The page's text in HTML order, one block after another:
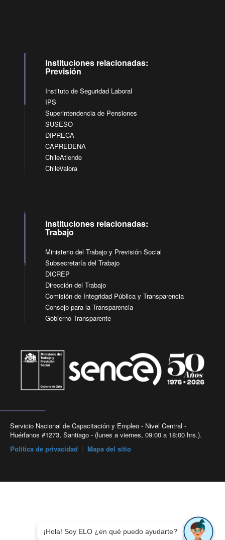
Instituciones relacionadas:
Previsión
Instituto de Seguridad Laboral
IPS
Superintendencia de Pensiones
SUSESO
DIPRECA
CAPREDENA
ChileAtiende
ChileValora
Instituciones relacionadas:
Trabajo
Ministerio del Trabajo y Previsión Social
Subsecretaría del Trabajo
DICREP
Dirección del Trabajo
Comisión de Integridad Pública y Transparencia
Consejo para la Transparencia
Gobierno Transparente
Servicio Nacional de Capacitación y Empleo - Nivel Central -
Huérfanos #1273, Santiago - (lunes a viernes, 09:00 a 18:00 hrs.).
Política de privacidad
Mapa del sitio
¡Hola! Soy ELO ¿en qué puedo ayudarte?